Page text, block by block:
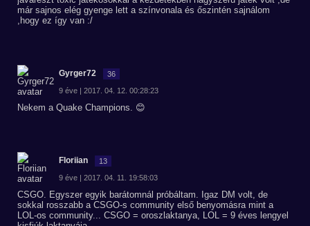
már sajnos elég gyenge lett a színvonala és őszintén sajnálom
,hogy ez így van :/
Gyrger72 36
9 éve | 2017. 04. 12. 00:28:23
Nekem a Quake Champions. 😊
Floriian 13
9 éve | 2017. 04. 11. 19:58:03
CSGO. Egyszer egyik barátomnál próbáltam. Igaz DM volt, de
sokkal rosszabb a CSGO-s community első benyomásra mint a
LOL-os community... CSGO = oroszlaktanya, LOL = 9 éves lengyel